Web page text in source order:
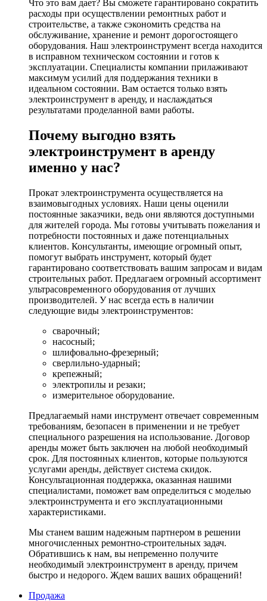
Что это вам дает? Вы сможете гарантировано сократить
расходы при осуществлении ремонтных работ и
строительстве, а также сэкономить средства на
обслуживание, хранение и ремонт дорогостоящего
оборудования. Наш электроинструмент всегда находится
в исправном техническом состоянии и готов к
эксплуатации. Специалисты компании прилаживают
максимум усилий для поддержания техники в
идеальном состоянии. Вам остается только взять
электроинструмент в аренду, и наслаждаться
результатами проделанной вами работы.
Почему выгодно взять
электроинструмент в аренду
именно у нас?
Прокат электроинструмента осуществляется на
взаимовыгодных условиях. Наши цены оценили
постоянные заказчики, ведь они являются доступными
для жителей города. Мы готовы учитывать пожелания и
потребности постоянных и даже потенциальных
клиентов. Консультанты, имеющие огромный опыт,
помогут выбрать инструмент, который будет
гарантировано соответствовать вашим запросам и видам
строительных работ. Предлагаем огромный ассортимент
ультрасовременного оборудования от лучших
производителей. У нас всегда есть в наличии
следующие виды электроинструментов:
сварочный;
насосный;
шлифовально-фрезерный;
сверлильно-ударный;
крепежный;
электропилы и резаки;
измерительное оборудование.
Предлагаемый нами инструмент отвечает современным
требованиям, безопасен в применении и не требует
специального разрешения на использование. Договор
аренды может быть заключен на любой необходимый
срок. Для постоянных клиентов, которые пользуются
услугами аренды, действует система скидок.
Консультационная поддержка, оказанная нашими
специалистами, поможет вам определиться с моделью
электроинструмента и его эксплуатационными
характеристиками.
Мы станем вашим надежным партнером в решении
многочисленных ремонтно-строительных задач.
Обратившись к нам, вы непременно получите
необходимый электроинструмент в аренду, причем
быстро и недорого. Ждем ваших ваших обращений!
Продажа